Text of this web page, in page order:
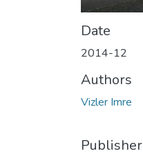
Date
2014-12
Authors
Vizler Imre
Publisher